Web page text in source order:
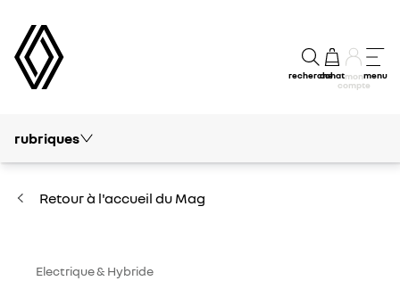
rechercheachatmon
compte
menu
rubriques
Tout le mag
Autour de Renault
Retour à l'accueil du Mag
Electrique & Hybride